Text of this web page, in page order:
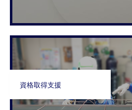
資格取得支援